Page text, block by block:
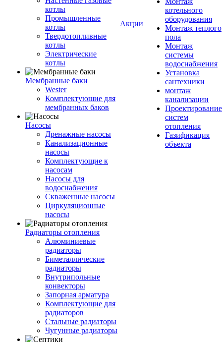
котлы
Промышленные
котлы
Твердотопливные
котлы
Электрические
котлы
Мембранные баки
Wester
Комплектуюшие для
мембранных баков
Насосы
Дренажные насосы
Канализационные
насосы
Комплектующие к
насосам
Насосы для
водоснабжения
Скваженные насосы
Циркуляционные
насосы
Радиаторы отопления
Алюминиевые
радиаторы
Биметаллические
радиаторы
Внутрипольные
конвекторы
Запорная арматура
Комплектующие для
радиаторов
Стальные радиаторы
Чугунные радиаторы
Акции
котельного
оборудования
Монтаж теплого
пола
Монтаж
системы
водоснабжения
Установка
сантехники
монтаж
канализации
Проектирование
систем
отопления
Газификация
объекта